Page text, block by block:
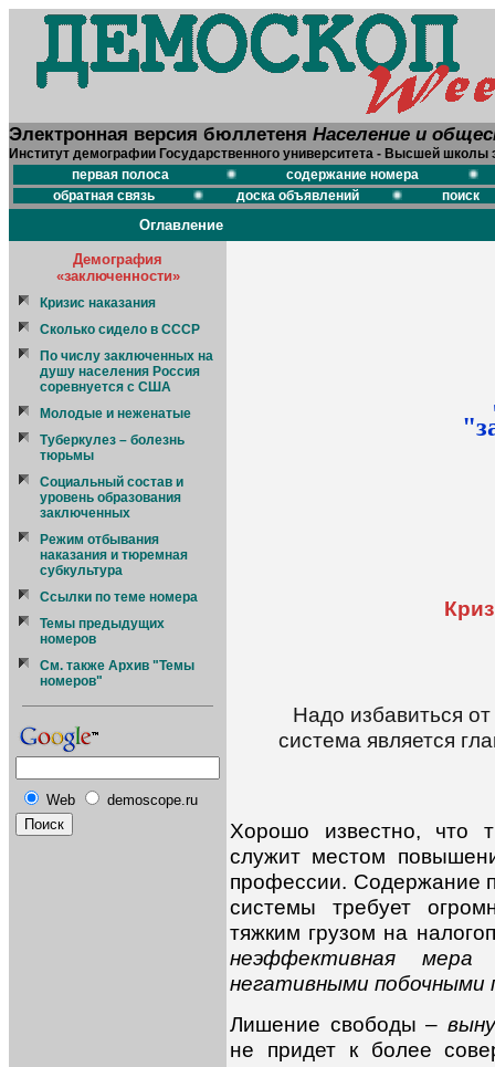
Электронная версия бюллетеня Население и
Институт демографии Государственного университета - Высшей школы
первая полоса
содержание номера
обратная связь
доска объявлений поиск
Оглавление
Демография
«заключенности»
Кризис наказания
Сколько сидело в СССР
По числу заключенных на
душу населения Россия
соревнуется с США
Молодые и неженатые
Туберкулез – болезнь
тюрьмы
Социальный состав и
уровень образования
заключенных
Режим отбывания
наказания и тюремная
субкультура
Ссылки по теме номера
Темы предыдущих
номеров
См. также Архив "Темы
номеров"
Web demoscope.ru
Надо избавиться
система является
Хорошо известно, что
служит местом
профессии. Содержание
системы требует
тяжким грузом на
неэффективная мера
негативными побочными
Лишение свободы –
не придет к более